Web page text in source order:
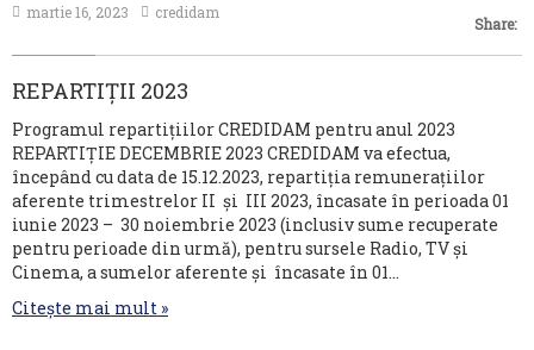
martie 16, 2023 credidam
Share:
REPARTIȚII 2023
Programul repartițiilor CREDIDAM pentru anul 2023
REPARTIȚIE DECEMBRIE 2023 CREDIDAM va efectua,
începând cu data de 15.12.2023, repartiția remunerațiilor
aferente trimestrelor II și III 2023, încasate în perioada 01
iunie 2023 – 30 noiembrie 2023 (inclusiv sume recuperate
pentru perioade din urmă), pentru sursele Radio, TV și
Cinema, a sumelor aferente și încasate în 01…
Citește mai mult »